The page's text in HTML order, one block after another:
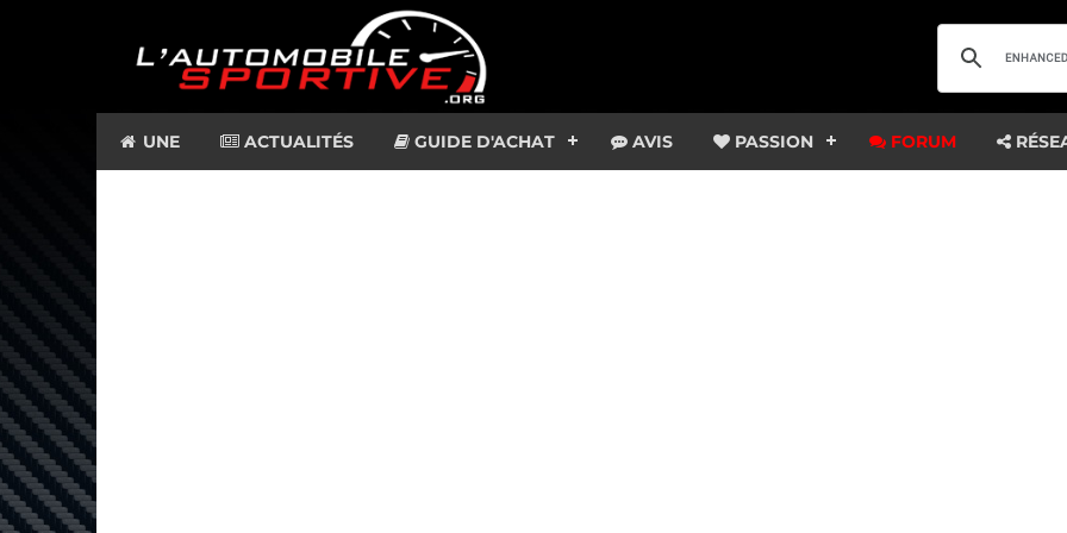
UNE ACTUALITÉS GUIDE D'ACHAT AVIS PASSION FORUM